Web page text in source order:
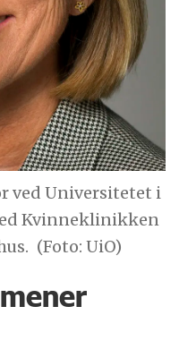
ved Universitetet i
Kvinneklinikken
(Foto: UiO)